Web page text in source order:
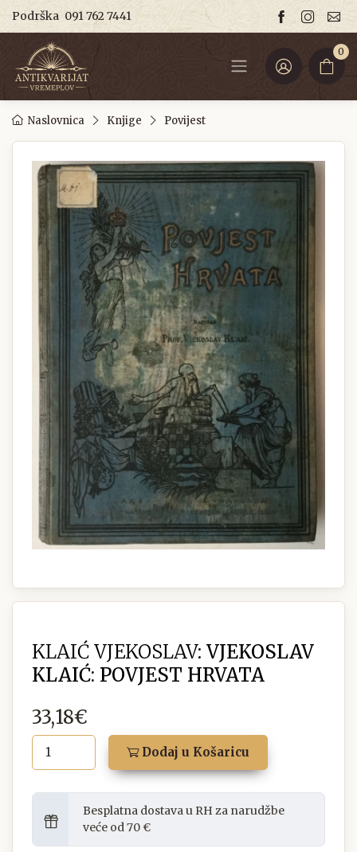
Podrška 091 762 7441
0
Naslovnica Knjige Povijest
KLAIĆ VJEKOSLAV: VJEKOSLAV
KLAIĆ: POVJEST HRVATA
33,18€
Dodaj u Košaricu
Besplatna dostava u RH za narudžbe
veće od 70 €